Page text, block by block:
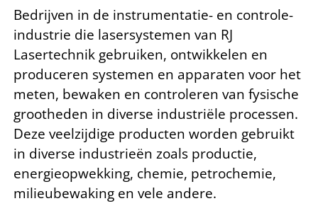
Bedrijven in de instrumentatie- en controle-
industrie die lasersystemen van RJ
Lasertechnik gebruiken, ontwikkelen en
produceren systemen en apparaten voor het
meten, bewaken en controleren van fysische
grootheden in diverse industriële processen.
Deze veelzijdige producten worden gebruikt
in diverse industrieën zoals productie,
energieopwekking, chemie, petrochemie,
milieubewaking en vele andere.